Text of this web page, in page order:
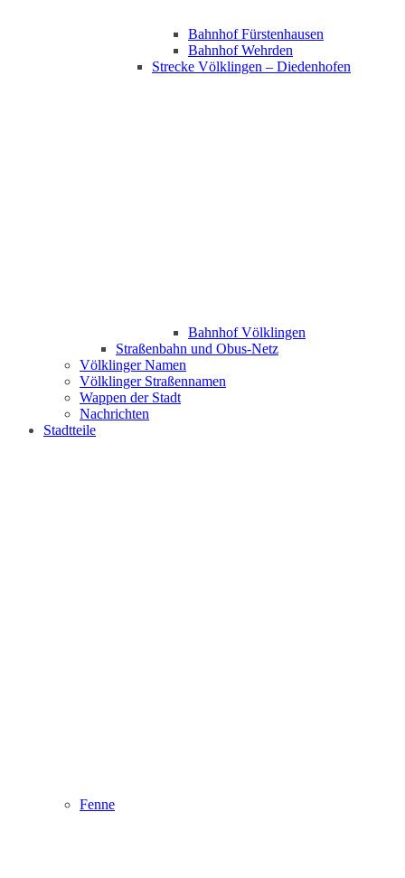
Bahnhof Fürstenhausen
Bahnhof Wehrden
Strecke Völklingen – Diedenhofen
Bahnhof Völklingen
Straßenbahn und Obus-Netz
Völklinger Namen
Völklinger Straßennamen
Wappen der Stadt
Nachrichten
Stadtteile
Fenne